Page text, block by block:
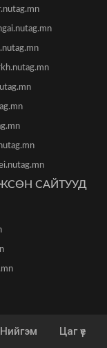
жолоодож долоон
этгээдийг
хойш анх удаа
ойд чөлөөт
хангамжийн
загас агнах
САЙТУУД
Нийгэм Цаг үе